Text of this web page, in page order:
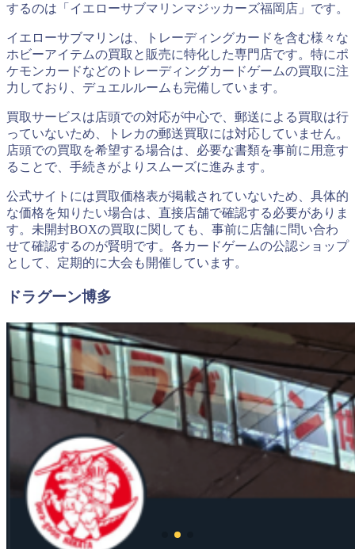
するのは「イエローサブマリンマジッカーズ福岡店」です。
イエローサブマリンは、トレーディングカードを含む様々な
ホビーアイテムの買取と販売に特化した専門店です。特にポ
ケモンカードなどのトレーディングカードゲームの買取に注
力しており、デュエルルームも完備しています。
買取サービスは店頭での対応が中心で、郵送による買取は行
っていないため、トレカの郵送買取には対応していません。
店頭での買取を希望する場合は、必要な書類を事前に用意す
ることで、手続きがよりスムーズに進みます。
公式サイトには買取価格表が掲載されていないため、具体的
な価格を知りたい場合は、直接店舗で確認する必要がありま
す。未開封BOXの買取に関しても、事前に店舗に問い合わ
せて確認するのが賢明です。各カードゲームの公認ショップ
として、定期的に大会も開催しています。
ドラグーン博多